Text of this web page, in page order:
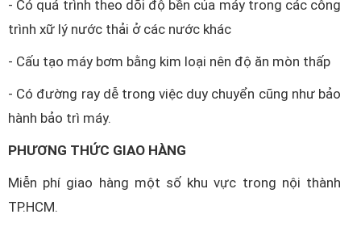
- Có quá trình theo dõi độ bền của máy trong các công
trình xữ lý nước thải ở các nước khác
- Cấu tạo máy bơm bằng kim loại nên độ ăn mòn thấp
- Có đường ray dễ trong việc duy chuyển cũng như bảo
hành bảo trì máy.
PHƯƠNG THỨC GIAO HÀNG
Miễn phí giao hàng một số khu vực trong nội thành
TP.HCM.